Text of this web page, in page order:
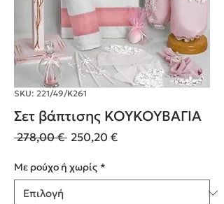
SKU: 221/49/Κ261
Σετ βάπτισης ΚΟΥΚΟΥΒΑΓΙΑ
278,00 € Κανονική
250,20 €Τιμή
Με ρούχο ή χωρίς *